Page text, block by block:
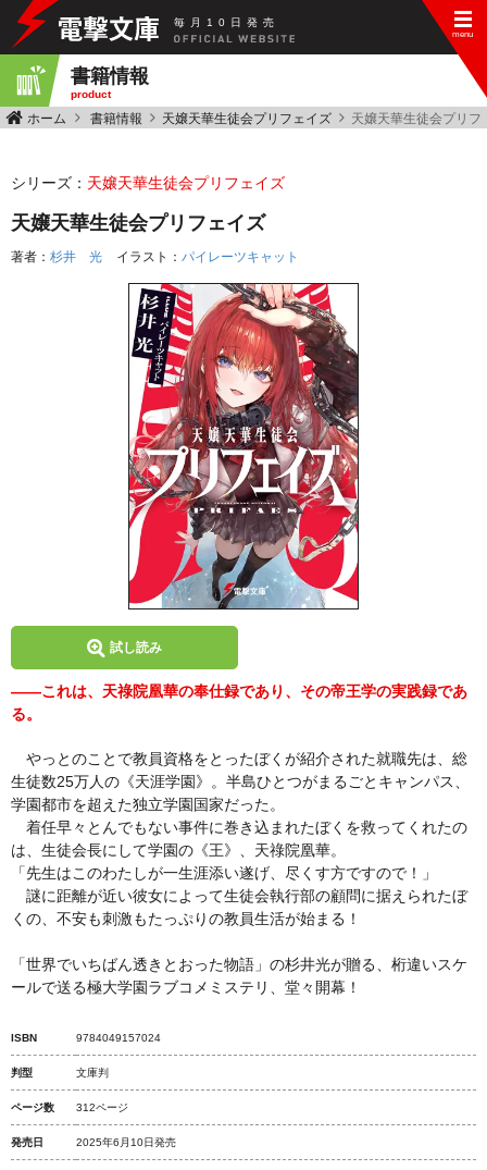
毎 月 10 日 発 売
書籍情報
product
ホーム 書籍情報 天嬢天華生徒会プリフェイズ 天嬢天華生徒会プリフ
シリーズ： 天嬢天華生徒会プリフェイズ
天嬢天華生徒会プリフェイズ
著者： 杉井 光 イラスト： パイレーツキャット
試し読み
――これは、天祿院凰華の奉仕録であり、その帝王学の実践録であ
る。
やっとのことで教員資格をとったぼくが紹介された就職先は、総
生徒数25万人の《天涯学園》。半島ひとつがまるごとキャンパス、
学園都市を超えた独立学園国家だった。
着任早々とんでもない事件に巻き込まれたぼくを救ってくれたの
は、生徒会長にして学園の《王》、天祿院凰華。
「先生はこのわたしが一生涯添い遂げ、尽くす方ですので！」
謎に距離が近い彼女によって生徒会執行部の顧問に据えられたぼ
くの、不安も刺激もたっぷりの教員生活が始まる！
「世界でいちばん透きとおった物語」の杉井光が贈る、桁違いスケ
ールで送る極大学園ラブコメミステリ、堂々開幕！
ISBN 9784049157024
判型 文庫判
ページ数 312ページ
発売日 2025年6月10日発売